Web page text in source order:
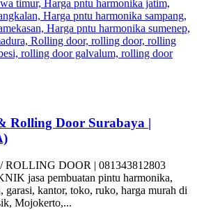
Rolling Door Surabaya |
DOOR | 081343812803
jasa pembuatan pintu harmonika,
kantor, toko, ruko, harga murah di
Mojokerto,...